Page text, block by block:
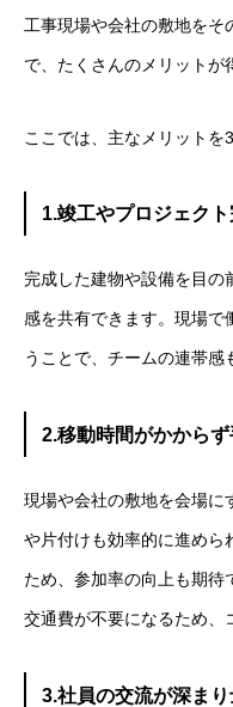
工事現場や会社の敷地をそ
で、たくさんのメリットが
ここでは、主なメリットを
1.竣工やプロジェク
完成した建物や設備を目の
感を共有できます。現場で
うことで、チームの連帯感
2.移動時間がかから
現場や会社の敷地を会場に
や片付けも効率的に進めら
ため、参加率の向上も期待
交通費が不要になるため、
3.社員の交流が深ま